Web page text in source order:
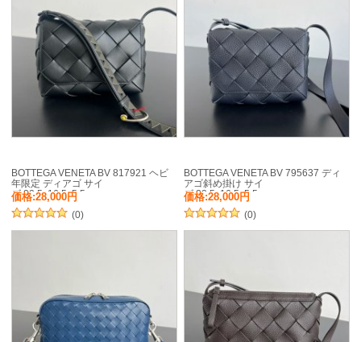
BOTTEGA VENETA BV 817921 ヘビ
年限定 ディアゴ サイ
ズ:22.5x16.5x5.5cm
価格:28,000円
(0)
BOTTEGA VENETA BV 795637 ディ
アゴ斜め掛け サイ
ズ:22.5x16.5x5.5cm
価格:28,000円
(0)